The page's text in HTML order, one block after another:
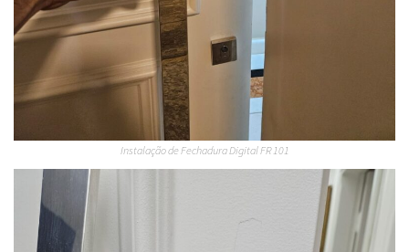
Instalação de Fechadura Digital FR 101